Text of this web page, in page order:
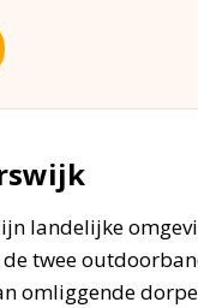
landelijke
twee
omliggende